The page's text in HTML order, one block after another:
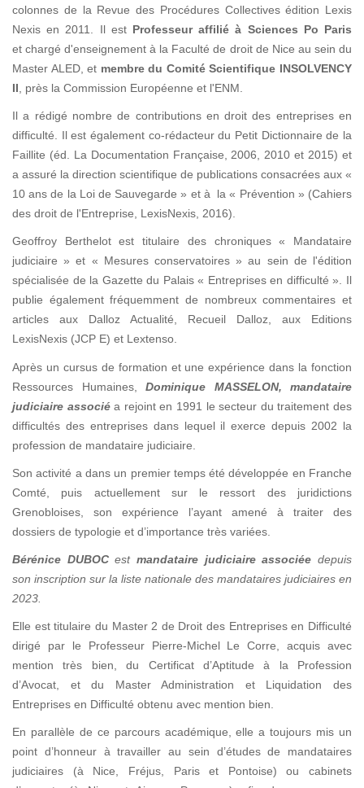
colonnes de la Revue des Procédures Collectives édition Lexis
Nexis en 2011. Il est Professeur affilié à Sciences Po Paris
et chargé d'enseignement à la Faculté de droit de Nice au sein du
Master ALED, et membre du Comité Scientifique INSOLVENCY
II , près la Commission Européenne et l'ENM.
Il a rédigé nombre de contributions en droit des entreprises en
difficulté. Il est également co-rédacteur du Petit Dictionnaire de la
Faillite (éd. La Documentation Française, 2006, 2010 et 2015) et
a assuré la direction scientifique de publications consacrées aux «
10 ans de la Loi de Sauvegarde » et à la « Prévention » (Cahiers
des droit de l'Entreprise, LexisNexis, 2016).
Geoffroy Berthelot est titulaire des chroniques « Mandataire
judiciaire » et « Mesures conservatoires » au sein de l'édition
spécialisée de la Gazette du Palais « Entreprises en difficulté ». Il
publie également fréquemment de nombreux commentaires et
articles aux Dalloz Actualité, Recueil Dalloz, aux Editions
LexisNexis (JCP E) et Lextenso.
Après un cursus de formation et une expérience dans la fonction
Ressources Humaines, Dominique MASSELON, mandataire
judiciaire associéa rejoint en 1991 le secteur du traitement des
difficultés des entreprises dans lequel il exerce depuis 2002 la
profession de mandataire judiciaire.
Son activité a dans un premier temps été développée en Franche
Comté, puis actuellement sur le ressort des juridictions
Grenobloises, son expérience l’ayant amené à traiter des
dossiers de typologie et d’importance très variées.
Bérénice DUBOCestmandataire judiciaire associée depuis
son inscription sur la liste nationale des mandataires judiciaires en
2023.
Elle est titulaire du Master 2 de Droit des Entreprises en Difficulté
dirigé par le Professeur Pierre-Michel Le Corre, acquis avec
mention très bien, du Certificat d’Aptitude à la Profession
d’Avocat, et du Master Administration et Liquidation des
Entreprises en Difficulté obtenu avec mention bien.
En parallèle de ce parcours académique, elle a toujours mis un
point d’honneur à travailler au sein d’études de mandataires
judiciaires (à Nice, Fréjus, Paris et Pontoise) ou cabinets